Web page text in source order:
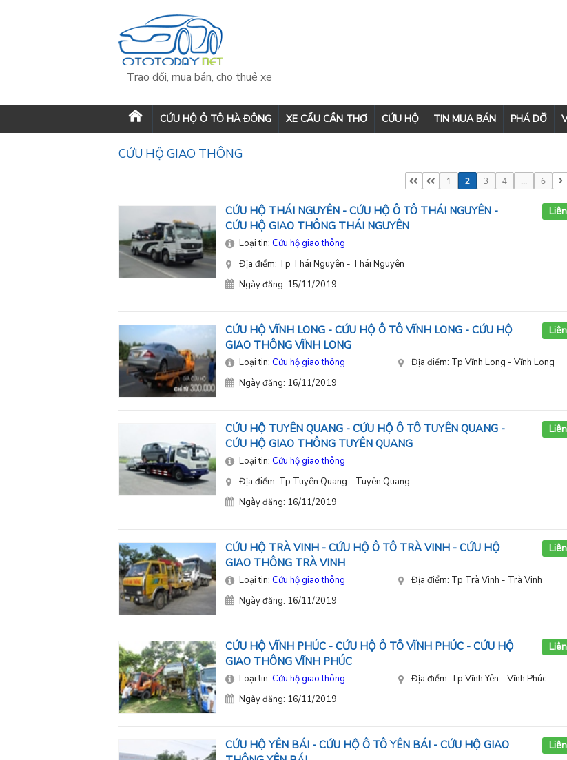
Trao đổi, mua bán, cho thuê xe
CỨU HỘ Ô TÔ HÀ ĐÔNG XE CẨU CẦN THƠ CỨU HỘ TIN MUA BÁN PHÁ DỠ
CỨU HỘ GIAO THÔNG
1 2 3 4 ... 6
CỨU HỘ THÁI NGUYÊN - CỨU HỘ Ô TÔ THÁI NGUYÊN -
CỨU HỘ GIAO THÔNG THÁI NGUYÊN
Loại tin: Cứu hộ giao thông
Địa điểm: Tp Thái Nguyên - Thái Nguyên
Ngày đăng: 15/11/2019
CỨU HỘ VĨNH LONG - CỨU HỘ Ô TÔ VĨNH LONG - CỨU HỘ
GIAO THÔNG VĨNH LONG
Loại tin: Cứu hộ giao thông
Địa điểm: Tp Vĩnh Long - Vĩnh Long
Ngày đăng: 16/11/2019
CỨU HỘ TUYÊN QUANG - CỨU HỘ Ô TÔ TUYÊN QUANG -
CỨU HỘ GIAO THÔNG TUYÊN QUANG
Loại tin: Cứu hộ giao thông
Địa điểm: Tp Tuyên Quang - Tuyên Quang
Ngày đăng: 16/11/2019
CỨU HỘ TRÀ VINH - CỨU HỘ Ô TÔ TRÀ VINH - CỨU HỘ
GIAO THÔNG TRÀ VINH
Loại tin: Cứu hộ giao thông
Địa điểm: Tp Trà Vinh - Trà Vinh
Ngày đăng: 16/11/2019
CỨU HỘ VĨNH PHÚC - CỨU HỘ Ô TÔ VĨNH PHÚC - CỨU HỘ
GIAO THÔNG VĨNH PHÚC
Loại tin: Cứu hộ giao thông
Địa điểm: Tp Vĩnh Yên - Vĩnh Phúc
Ngày đăng: 16/11/2019
CỨU HỘ YÊN BÁI - CỨU HỘ Ô TÔ YÊN BÁI - CỨU HỘ GIAO